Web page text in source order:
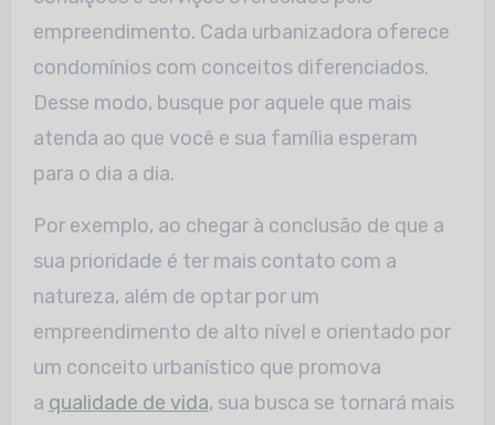
empreendimento. Cada urbanizadora oferece
condomínios com conceitos diferenciados.
Desse modo, busque por aquele que mais
atenda ao que você e sua família esperam
para o dia a dia.
Por exemplo, ao chegar à conclusão de que a
sua prioridade é ter mais contato com a
natureza, além de optar por um
empreendimento de alto nível e orientado por
um conceito urbanístico que promova
a qualidade de vida, sua busca se tornará mais